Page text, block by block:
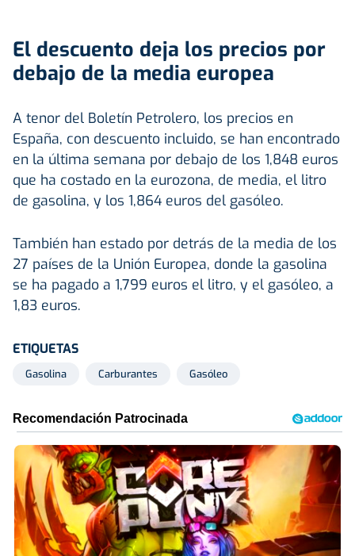
El descuento deja los precios por
debajo de la media europea
A tenor del Boletín Petrolero, los precios en
España, con descuento incluido, se han encontrado
en la última semana por debajo de los 1,848 euros
que ha costado en la eurozona, de media, el litro
de gasolina, y los 1,864 euros del gasóleo.
También han estado por detrás de la media de los
27 países de la Unión Europea, donde la gasolina
se ha pagado a 1,799 euros el litro, y el gasóleo, a
1,83 euros.
ETIQUETAS
Gasolina Carburantes Gasóleo